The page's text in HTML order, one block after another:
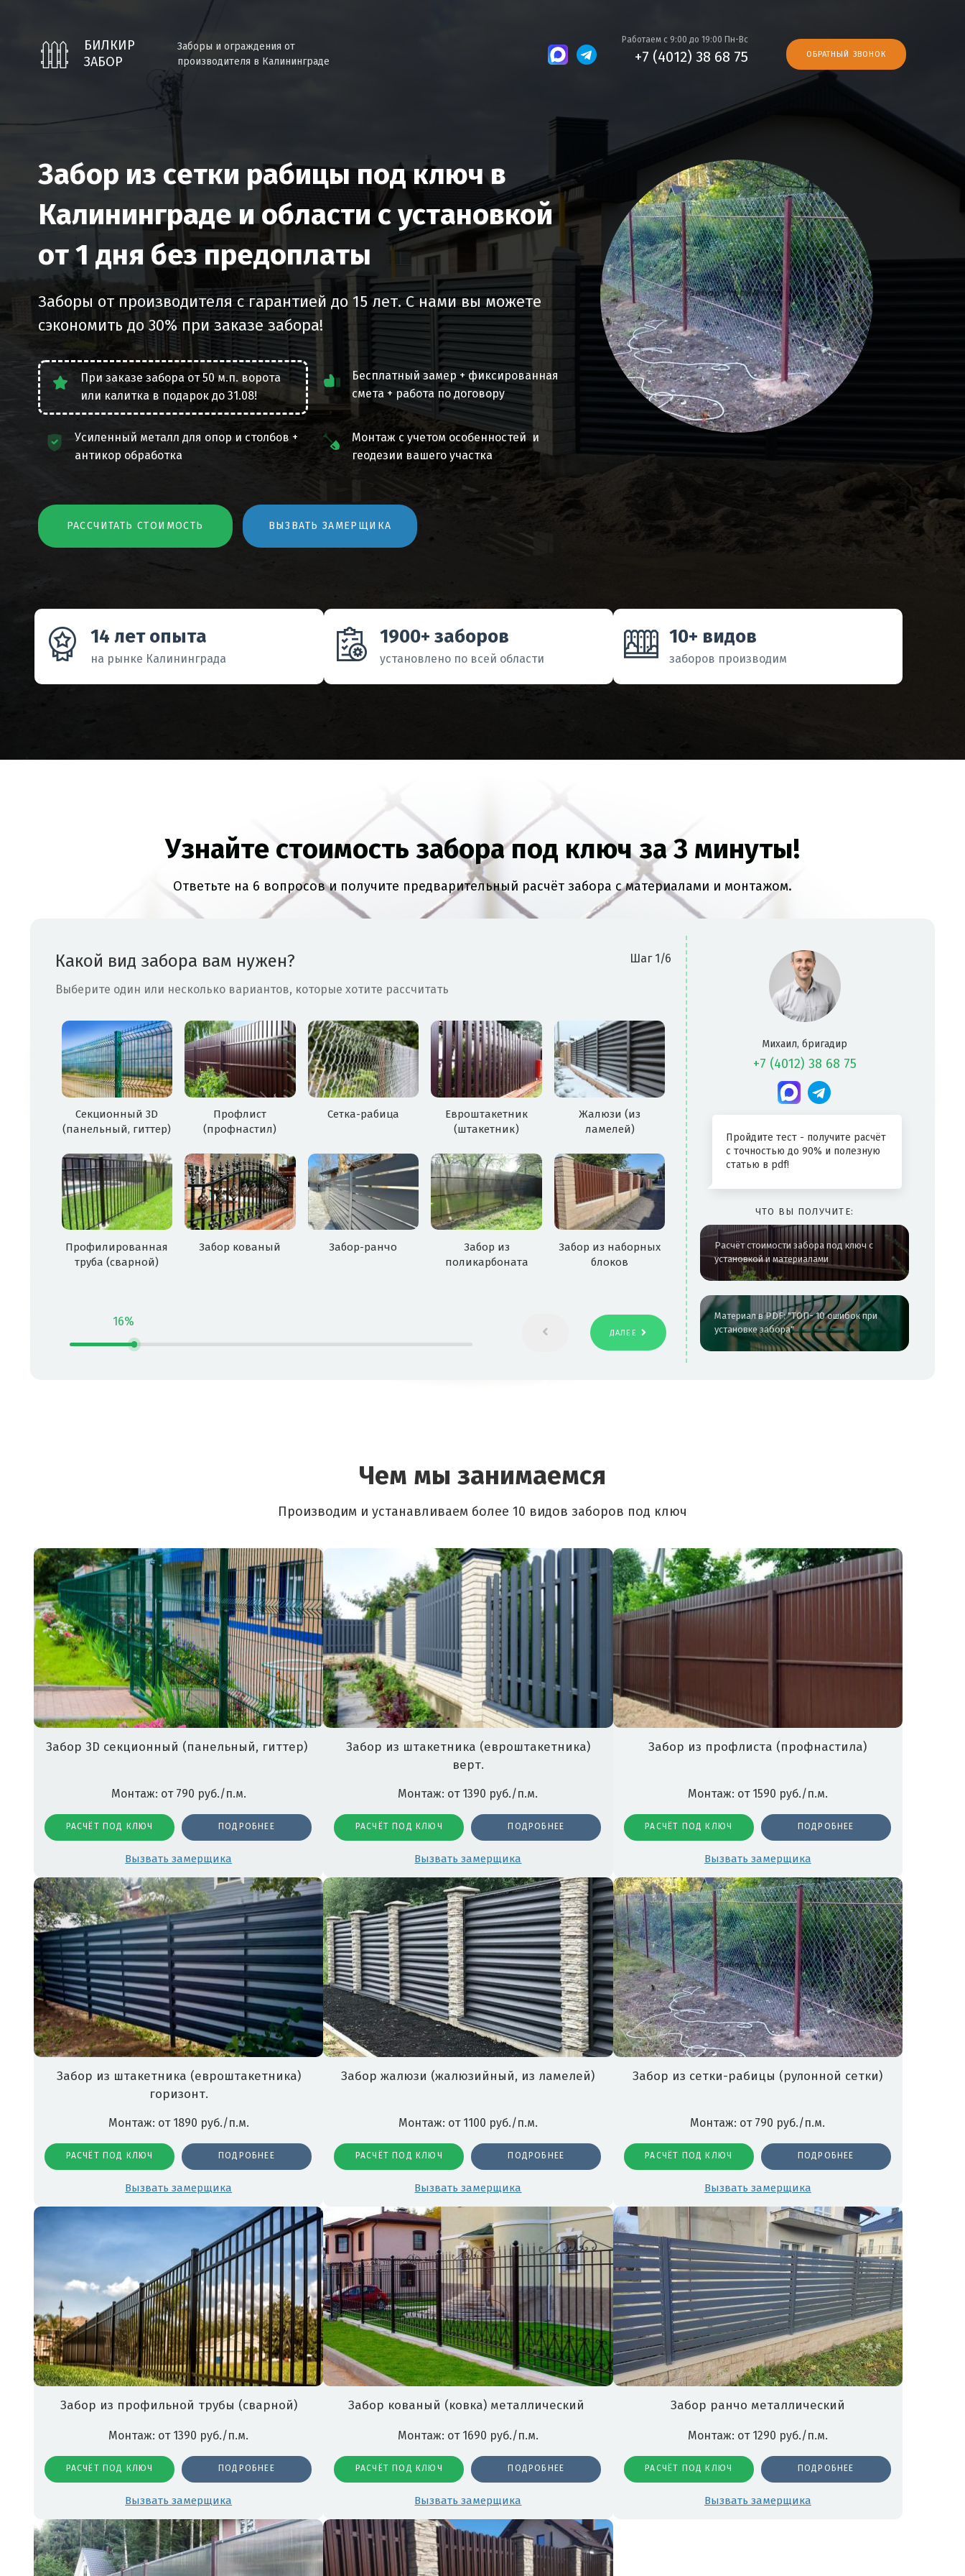
БИЛКИР
ЗАБОР
Заборы и ограждения от
производителя в Калининграде
Работаем с 9:00 до 19:00 Пн-Вс
+7 (4012) 38 68 75 ОБРАТНЫЙ ЗВОНОК
Забор из сетки рабицы под ключ в
Калининграде и области с установкой
от 1 дня без предоплаты
Заборы от производителя с гарантией до 15 лет. С нами вы можете
сэкономить до 30% при заказе забора!
При заказе забора от 50 м.п. ворота
или калитка в подарок до 31.08!
Бесплатный замер + фиксированная
смета + работа по договору
Усиленный металл для опор и столбов +
антикор обработка
Монтаж с учетом особенностей и
геодезии вашего участка
РАССЧИТАТЬ СТОИМОСТЬ ВЫЗВАТЬ ЗАМЕРЩИКА
14 лет опыта
на рынке Калининграда
1900+ заборов
установлено по всей области
10+ видов
заборов производим
Узнайте стоимость забора под ключ за 3 минуты!
Ответьте на 6 вопросов и получите предварительный расчёт забора с материалами и монтажом.
Какой вид забора вам нужен?
Выберите один или несколько вариантов, которые хотите рассчитать
Шаг 1/6
Секционный 3D
(панельный, гиттер)
Профлист
(профнастил)
Сетка-рабица
Евроштакетник
(штакетник)
Жалюзи (из
ламелей)
Профилированная
труба (сварной)
Забор кованый Забор-ранчо
Забор из
поликарбоната
Забор из наборных
блоков
16%
ДАЛЕЕ
Михаил, бригадир
+7 (4012) 38 68 75
Пройдите тест - получите расчёт
с точностью до 90% и полезную
статью в pdf!
ЧТО ВЫ ПОЛУЧИТЕ:
Расчёт стоимости забора под ключ с
установкой и материалами
Материал в PDF: "ТОП- 10 ошибок при
установке забора"
Чем мы занимаемся
Производим и устанавливаем более 10 видов заборов под ключ
Забор 3D секционный (панельный, гиттер)
Монтаж: от 790 руб./п.м.
РАСЧЁТ ПОД КЛЮЧ ПОДРОБНЕЕ
Вызвать замерщика
Забор из штакетника (евроштакетника)
верт.
Монтаж: от 1390 руб./п.м.
РАСЧЁТ ПОД КЛЮЧ ПОДРОБНЕЕ
Вызвать замерщика
Забор из профлиста (профнастила)
Монтаж: от 1590 руб./п.м.
РАСЧЁТ ПОД КЛЮЧ ПОДРОБНЕЕ
Вызвать замерщика
Забор из штакетника (евроштакетника)
горизонт.
Монтаж: от 1890 руб./п.м.
РАСЧЁТ ПОД КЛЮЧ ПОДРОБНЕЕ
Вызвать замерщика
Забор жалюзи (жалюзийный, из ламелей)
Монтаж: от 1100 руб./п.м.
РАСЧЁТ ПОД КЛЮЧ ПОДРОБНЕЕ
Вызвать замерщика
Забор из сетки-рабицы (рулонной сетки)
Монтаж: от 790 руб./п.м.
РАСЧЁТ ПОД КЛЮЧ ПОДРОБНЕЕ
Вызвать замерщика
Забор из профильной трубы (сварной)
Монтаж: от 1390 руб./п.м.
РАСЧЁТ ПОД КЛЮЧ ПОДРОБНЕЕ
Вызвать замерщика
Забор кованый (ковка) металлический
Монтаж: от 1690 руб./п.м.
РАСЧЁТ ПОД КЛЮЧ ПОДРОБНЕЕ
Вызвать замерщика
Забор ранчо металлический
Монтаж: от 1290 руб./п.м.
РАСЧЁТ ПОД КЛЮЧ ПОДРОБНЕЕ
Вызвать замерщика